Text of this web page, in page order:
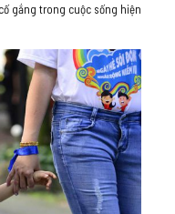
gắng trong cuộc sống hiện